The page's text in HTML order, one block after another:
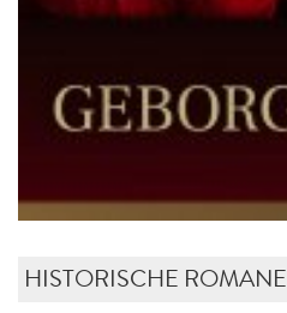
HISTORISCHE ROMANE